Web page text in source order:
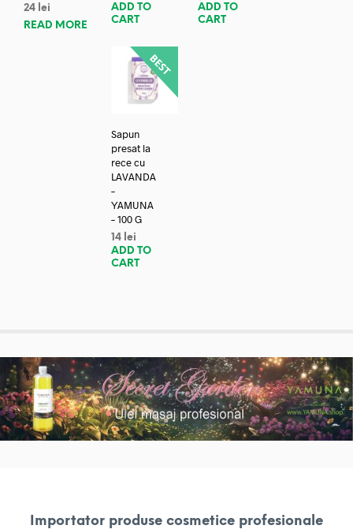
24 lei
READ MORE
ADD TO
CART
ADD TO
CART
Sapun
presat la
rece cu
LAVANDA
–
YAMUNA
– 100 G
14 lei
ADD TO
CART
Importator produse cosmetice profesionale